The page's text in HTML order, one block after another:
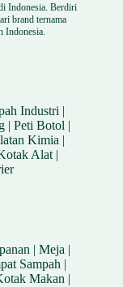
Indonesia. Berdiri
brand ternama
Indonesia.
Industri |
|Peti Botol |
Kimia |
Alat|
|Meja |
Sampah |
Makan |